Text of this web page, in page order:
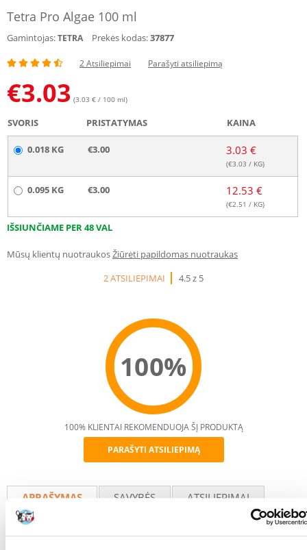
Tetra Pro Algae 100 ml
Gamintojas:TETRA Prekės kodas:37877
2 Atsiliepimai Parašyti atsiliepimą
€3.03 (3.03 € / 100 ml)
SVORIS PRISTATYMAS KAINA
0.018 KG €3.00 3.03 €
(€3.03 / KG)
0.095 KG €3.00 12.53 €
(€2.51 / KG)
IŠSIUNČIAME PER 48 VAL
Mūsų klientų nuotraukosŽiūrėti papildomas nuotraukas
2 ATSILIEPIMAI
4.5 z 5
100%
Recommend
100% KLIENTAI REKOMENDUOJA ŠĮ PRODUKTĄ
PARAŠYTI ATSILIEPIMĄ
APRAŠYMAS SAVYBĖS
ATSILIEPIMAI